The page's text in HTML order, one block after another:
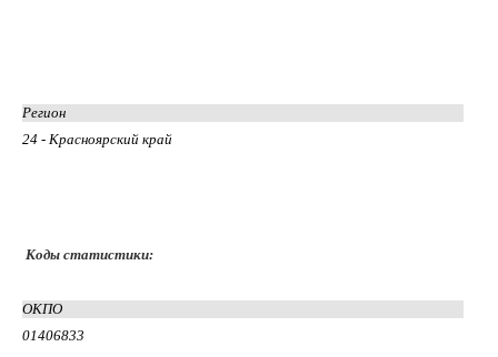
Регион
24 - Красноярский край
Коды статистики:
ОКПО
01406833